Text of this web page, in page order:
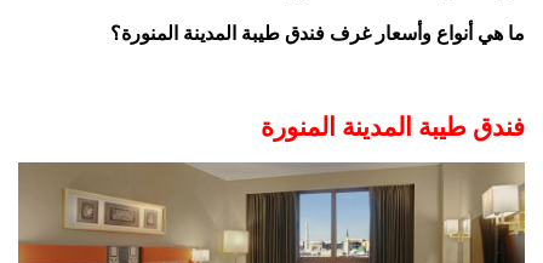
ما هي أنواع وأسعار غرف فندق طيبة المدينة المنورة؟
فندق طيبة المدينة المنورة